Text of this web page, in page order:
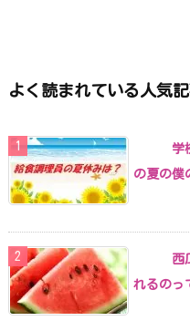
よく読まれている人気記
学
の夏の僕
西
れるのっ